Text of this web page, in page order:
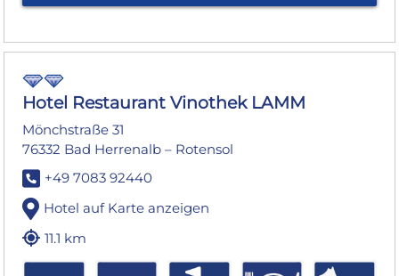
Hotel Restaurant Vinothek LAMM
Mönchstraße 31
76332 Bad Herrenalb – Rotensol
+49 7083 92440
Hotel auf Karte anzeigen
11.1 km